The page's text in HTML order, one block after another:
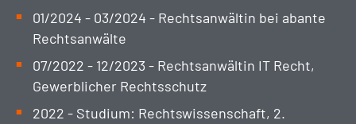
01/2024 - 03/2024 - Rechtsanwältin bei abante
Rechtsanwälte
07/2022 - 12/2023 - Rechtsanwältin IT Recht,
Gewerblicher Rechtsschutz
2022 - Studium: Rechtswissenschaft, 2.